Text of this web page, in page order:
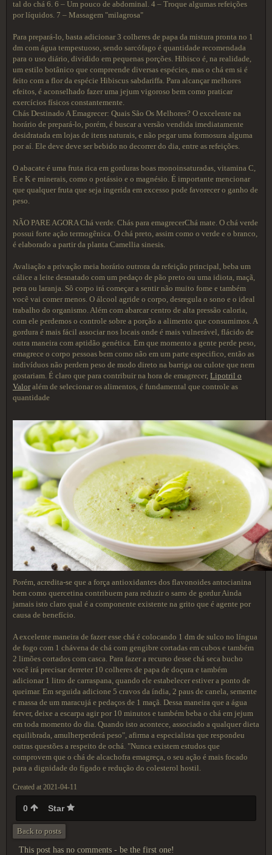
tal do chá 6. 6 – Um pouco de abdominal. 4 – Troque algumas refeições
por líquidos. 7 – Massagem "milagrosa"
Para prepará-lo, basta adicionar 3 colheres de papa da mistura pronta no 1
dm com água tempestuoso, sendo sarcófago é quantidade recomendada
para o uso diário, dividido em pequenas porções. Hibisco é, na realidade,
um estilo botânico que compreende diversas espécies, mas o chá em si é
feito com a flor da espécie Hibiscus sabdariffa. Para alcançar melhores
efeitos, é aconselhado fazer uma jejum vigoroso bem como praticar
exercícios físicos constantemente.
Chás Destinado A Emagrecer: Quais São Os Melhores? O excelente na
horário de prepará-lo, porém, é buscar a versão vendida imediatamente
desidratada em lojas de itens naturais, e não pegar uma formosura alguma
por aí. Ele deve deve ser bebido no decorrer do dia, entre as refeições.
O abacate é uma fruta rica em gorduras boas monoinsaturadas, vitamina C,
E e K e minerais, como o potássio e o magnésio. É importante mencionar
que qualquer fruta que seja ingerida em excesso pode favorecer o ganho de
peso.
NÃO PARE AGORA Chá verde. Chás para emagrecerChá mate. O chá verde
possui forte ação termogênica. O chá preto, assim como o verde e o branco,
é elaborado a partir da planta Camellia sinesis.
Avaliação a privação meia horário outrora da refeição principal, beba um
cálice a leite desnatado com um pedaço de pão preto ou uma idiota, maçã,
pera ou laranja. Sô corpo irá começar a sentir não muito fome e também
você vai comer menos. O álcool agride o corpo, desregula o sono e o ideal
trabalho do organismo. Além com abarcar centro de alta pressão caloria,
com ele perdemos o controle sobre a porção a alimento que consumimos. A
gordura é mais fácil associar nos locais onde é mais vulnerável, flácido de
outra maneira com aptidão genética. Em que momento a gente perde peso,
emagrece o corpo pessoas bem como não em um parte especifico, então as
indivíduos não perdem peso de modo direto na barriga ou culote que nem
gostariam. É claro que para contribuir na hora de emagrecer, Lipotril o
Valoralém de selecionar os alimentos, é fundamental que controle as
quantidade
Porém, acredita-se que a força antioxidantes dos flavonoides antocianina
bem como quercetina contribuem para reduzir o sarro de gordur Ainda
jamais isto claro qual é a componente existente na grito que é agente por
causa de benefício.
A excelente maneira de fazer esse chá é colocando 1 dm de sulco no língua
de fogo com 1 chávena de chá com gengibre cortadas em cubos e também
2 limões cortados com casca. Para fazer a recurso desse chá seca bucho
você irá precisar derreter 10 colheres de papa de doçura e também
adicionar 1 litro de carraspana, quando ele estabelecer estiver a ponto de
queimar. Em seguida adicione 5 cravos da índia, 2 paus de canela, semente
e massa de um maracujá e pedaços de 1 maçã. Dessa maneira que a água
ferver, deixe a escarpa agir por 10 minutos e também beba o chá em jejum
em toda momento do dia. Quando isto acontece, associado a qualquer dieta
equilibrada, amulherperderá peso", afirma a especialista que respondeu
outras questões a respeito de ochá. "Nunca existem estudos que
comprovem que o chá de alcachofra emagreça, o seu ação é mais focado
para a dignidade do fígado e redução do colesterol hostil.
Created at 2021-04-11
0 Star
Back to posts
This post has no comments - be the first one!